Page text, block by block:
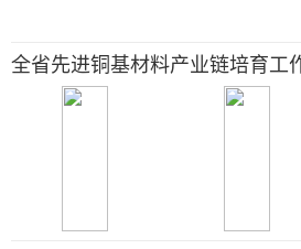
全省先进铜基材料产业链培育工